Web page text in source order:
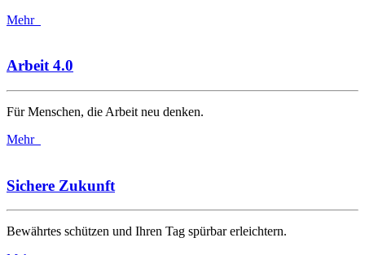
Mehr
Arbeit 4.0
Für Menschen, die Arbeit neu denken.
Mehr
Sichere Zukunft
Bewährtes schützen und Ihren Tag spürbar erleichtern.